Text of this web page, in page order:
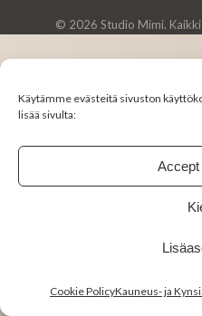
Käytämme evästeitä sivuston
lisää sivulta:
Accept
Cookie PolicyKauneus- ja
© 2026 Studio Mimi.